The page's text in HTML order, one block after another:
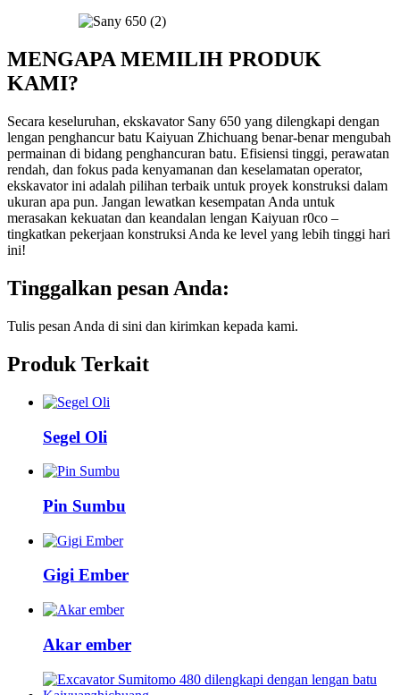
MENGAPA MEMILIH PRODUK
KAMI?
Secara keseluruhan, ekskavator Sany 650 yang dilengkapi dengan
lengan penghancur batu Kaiyuan Zhichuang benar-benar mengubah
permainan di bidang penghancuran batu. Efisiensi tinggi, perawatan
rendah, dan fokus pada kenyamanan dan keselamatan operator,
ekskavator ini adalah pilihan terbaik untuk proyek konstruksi dalam
ukuran apa pun. Jangan lewatkan kesempatan Anda untuk
merasakan kekuatan dan keandalan lengan Kaiyuan r0co –
tingkatkan pekerjaan konstruksi Anda ke level yang lebih tinggi hari
ini!
Tinggalkan pesan Anda:
Tulis pesan Anda di sini dan kirimkan kepada kami.
Produk Terkait
Segel Oli
Pin Sumbu
Gigi Ember
Akar ember